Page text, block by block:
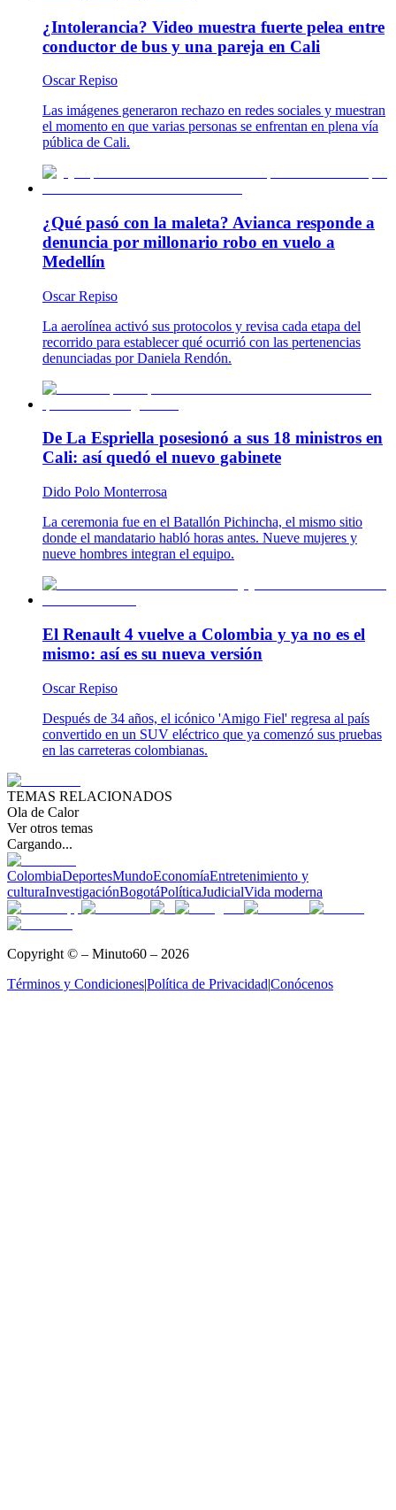
¿Intolerancia? Video muestra fuerte pelea entre
conductor de bus y una pareja en Cali
Oscar Repiso
Las imágenes generaron rechazo en redes sociales y muestran
el momento en que varias personas se enfrentan en plena vía
pública de Cali.
¿Qué pasó con la maleta? Avianca responde a
denuncia por millonario robo en vuelo a
Medellín
Oscar Repiso
La aerolínea activó sus protocolos y revisa cada etapa del
recorrido para establecer qué ocurrió con las pertenencias
denunciadas por Daniela Rendón.
De La Espriella posesionó a sus 18 ministros en
Cali: así quedó el nuevo gabinete
Dido Polo Monterrosa
La ceremonia fue en el Batallón Pichincha, el mismo sitio
donde el mandatario habló horas antes. Nueve mujeres y
nueve hombres integran el equipo.
El Renault 4 vuelve a Colombia y ya no es el
mismo: así es su nueva versión
Oscar Repiso
Después de 34 años, el icónico 'Amigo Fiel' regresa al país
convertido en un SUV eléctrico que ya comenzó sus pruebas
en las carreteras colombianas.
TEMAS RELACIONADOS
Ola de Calor
Ver otros temas
Cargando...
ColombiaDeportesMundoEconomíaEntretenimiento y
culturaInvestigaciónBogotáPolíticaJudicialVida moderna
Copyright © – Minuto60 – 2026
Términos y Condiciones|Política de Privacidad|Conócenos